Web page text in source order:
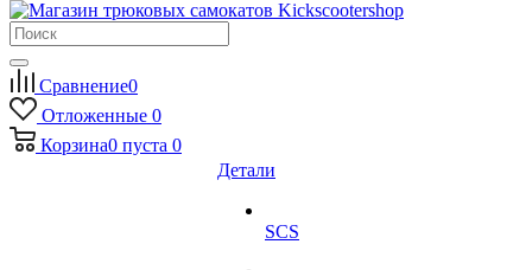
Сравнение0
Отложенные 0
Корзина0 пуста 0
Детали
SCS